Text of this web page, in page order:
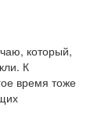
который,
К
время тоже